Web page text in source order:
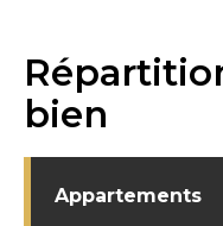
bien
Appartements